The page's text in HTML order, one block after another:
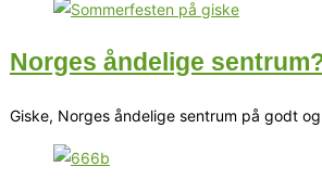
Norges åndelige
Giske, Norges åndelige sentrum på godt